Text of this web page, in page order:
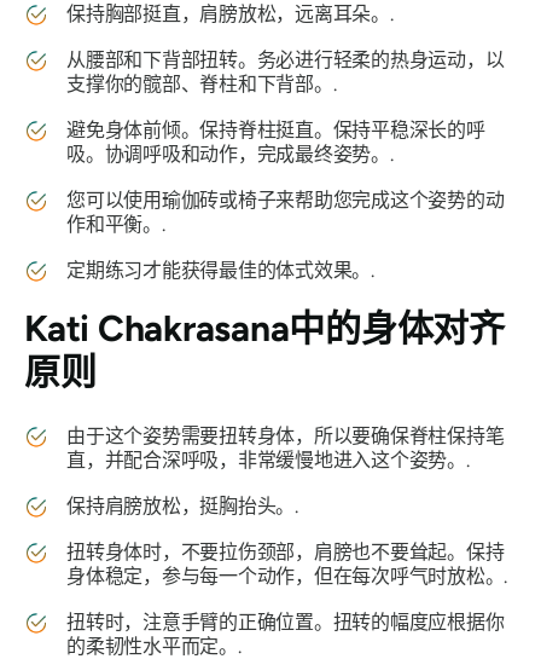
保持胸部挺直，肩膀放松，远离耳朵。.
从腰部和下背部扭转。务必进行轻柔的热身运动，以
支撑你的髋部、脊柱和下背部。.
避免身体前倾。保持脊柱挺直。保持平稳深长的呼
吸。协调呼吸和动作，完成最终姿势。.
您可以使用瑜伽砖或椅子来帮助您完成这个姿势的动
作和平衡。.
定期练习才能获得最佳的体式效果。.
Kati Chakrasana中的身体对齐
原则
由于这个姿势需要扭转身体，所以要确保脊柱保持笔
直，并配合深呼吸，非常缓慢地进入这个姿势。.
保持肩膀放松，挺胸抬头。.
扭转身体时，不要拉伤颈部，肩膀也不要耸起。保持
身体稳定，参与每一个动作，但在每次呼气时放松。.
扭转时，注意手臂的正确位置。扭转的幅度应根据你
的柔韧性水平而定。.